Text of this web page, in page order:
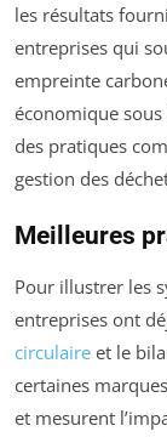
les résultats
entreprises qui
empreinte
économique sous
des pratiques
gestion des
Meilleures
Pour illustrer les
entreprises ont
circulaire et le
certaines
et mesurent